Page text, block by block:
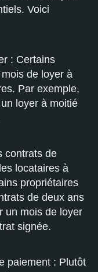
Voici
: Certains
de loyer à
Par exemple,
loyer à moitié
contrats de
locataires à
propriétaires
de deux ans
un mois de loyer
signée.
paiement : Plutôt